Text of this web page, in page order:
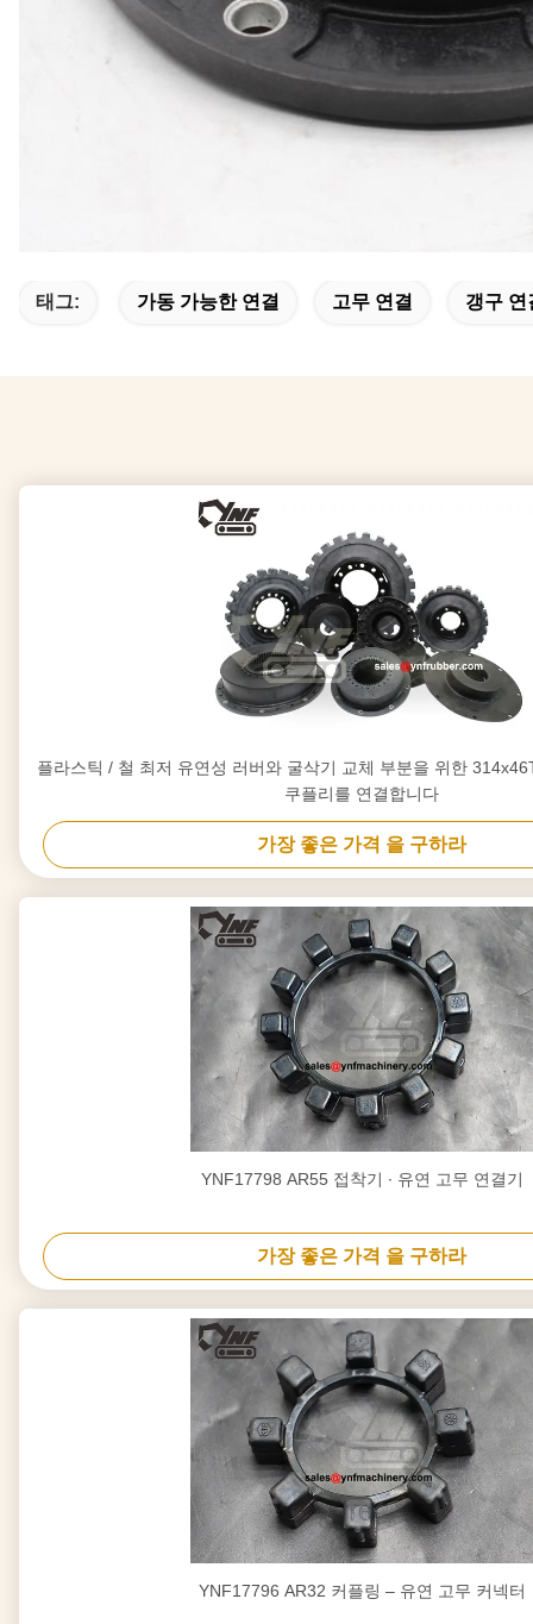
태그: 가동 가능한 연결 고무 연결 갱구 연
플라스틱 / 철 최저 유연성 러버와 굴삭기 교체 부분을 위한 314x46T 결합이
쿠플리를 연결합니다
가장 좋은 가격 을 구하라
YNF17798 AR55 접착기 ∙ 유연 고무 연결기
가장 좋은 가격 을 구하라
YNF17796 AR32 커플링 – 유연 고무 커넥터